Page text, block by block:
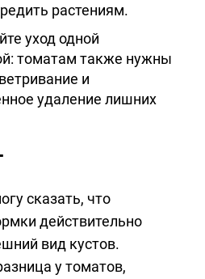
растениям.
уход одной
томатам также нужны
и
удаление лишних
сказать, что
действительно
вид кустов.
у томатов,